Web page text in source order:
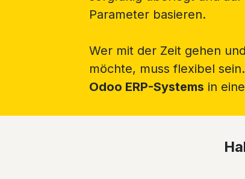
Parameter basieren.
Wer mit der Zeit gehen
möchte, muss flexibel
Odoo ERP-Systems in